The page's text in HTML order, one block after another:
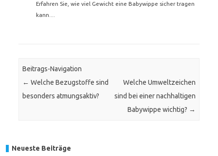
Erfahren Sie, wie viel Gewicht eine Babywippe sicher tragen
kann....
Beitrags-Navigation
← Welche Bezugstoffe sind
besonders atmungsaktiv?
Welche Umweltzeichen
sind bei einer nachhaltigen
Babywippe wichtig? →
Neueste Beiträge